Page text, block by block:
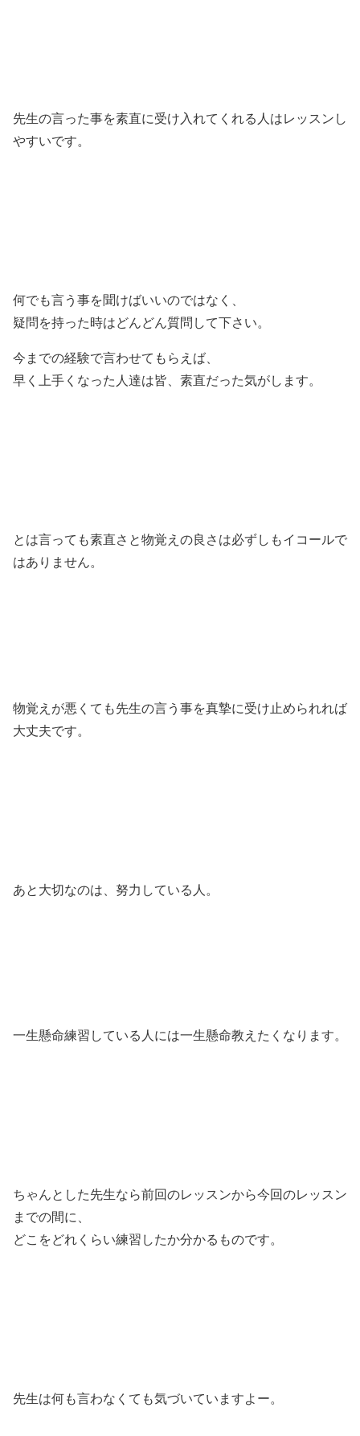
先生の言った事を素直に受け入れてくれる人はレッスンし
やすいです。
何でも言う事を聞けばいいのではなく、
疑問を持った時はどんどん質問して下さい。
今までの経験で言わせてもらえば、
早く上手くなった人達は皆、素直だった気がします。
とは言っても素直さと物覚えの良さは必ずしもイコールで
はありません。
物覚えが悪くても先生の言う事を真摯に受け止められれば
大丈夫です。
あと大切なのは、努力している人。
一生懸命練習している人には一生懸命教えたくなります。
ちゃんとした先生なら前回のレッスンから今回のレッスン
までの間に、
どこをどれくらい練習したか分かるものです。
先生は何も言わなくても気づいていますよー。